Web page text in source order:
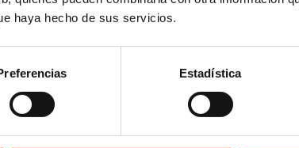
haya hecho de sus servicios.
Estadística
superando los máximos permitidos por la